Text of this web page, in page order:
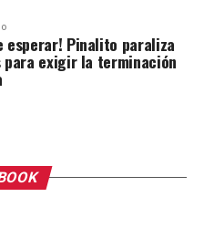
esperar! Pinalito paraliza
para exigir la terminación